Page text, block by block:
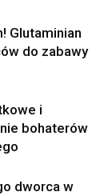
Glutaminian
do zabawy
i
bohaterów
dworca w